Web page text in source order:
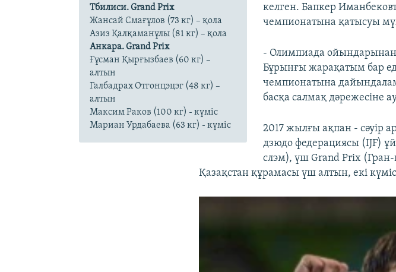
Тбилиси. Grand Prix
Жансай Смағұлов (73 кг) – қола
Азиз Қалқаманұлы (81 кг) – қола​
Анкара.Grand Prix
Ғұсман Қырғызбаев (60 кг) –
алтын
Галбадрах Отгонцэцэг (48 кг) –
алтын
Максим Раков (100 кг) - күміс
Мариан Урдабаева (63 кг) - күміс
келген. Бапкер
чемпионатына қатысуы
- Олимпиада
Бұрынғы жарақатым бар
чемпионатына
басқа салмақ дәрежесіне
2017 жылғы ақпан - сәуір
дзюдо федерациясы (IJF)
слэм), үш Grand Prix
Қазақстан құрамасы үш алтын, екі